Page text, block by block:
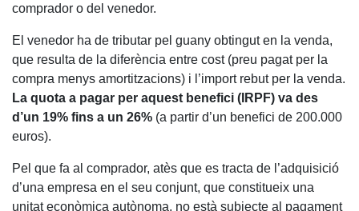
comprador o del venedor.
El venedor ha de tributar pel guany obtingut en la venda,
que resulta de la diferència entre cost (preu pagat per la
compra menys amortitzacions) i l’import rebut per la venda.
La quota a pagar per aquest benefici (IRPF) va des
d’un 19% fins a un 26% (a partir d’un benefici de 200.000
euros).
Pel que fa al comprador, atès que es tracta de l’adquisició
d’una empresa en el seu conjunt, que constitueix una
unitat econòmica autònoma, no està subjecte al pagament